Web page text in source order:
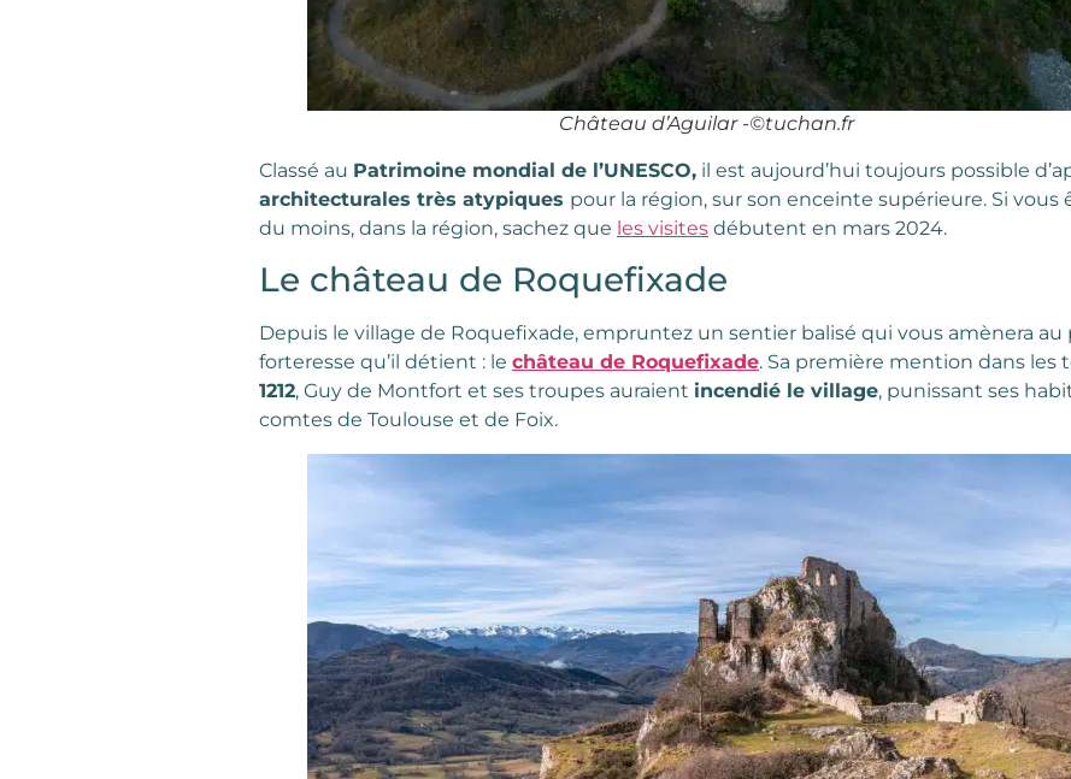
Château d’Aguilar -©tuchan.fr
Classé au Patrimoine mondial de l’UNESCO, il est aujourd’hui toujours possible
architecturales très atypiques pour la région, sur son enceinte supérieure. Si vous
du moins, dans la région, sachez que les visites débutent en mars 2024.
Le château de Roquefixade
Depuis le village de Roquefixade, empruntez un sentier balisé qui vous amènera
forteresse qu’il détient : le château de Roquefixade. Sa première mention dans les
1212, Guy de Montfort et ses troupes auraient incendié le village, punissant ses
comtes de Toulouse et de Foix.